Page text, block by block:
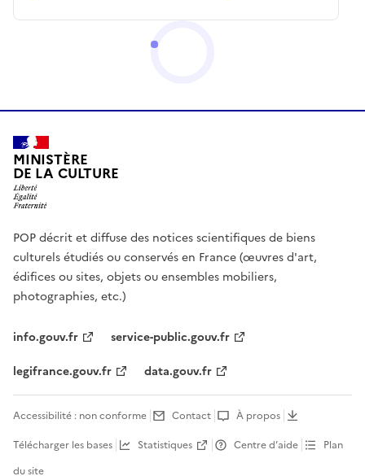
MINISTÈRE
DE LA CULTURE
POP décrit et diffuse des notices scientifiques de biens
culturels étudiés ou conservés en France (œuvres d'art,
édifices ou sites, objets ou ensembles mobiliers,
photographies, etc.)
info.gouv.fr
service-public.gouv.fr
legifrance.gouv.fr
data.gouv.fr
Accessibilité : non conforme Contact
À propos
Télécharger les bases
Statistiques Centre d’aide
Plan
du site